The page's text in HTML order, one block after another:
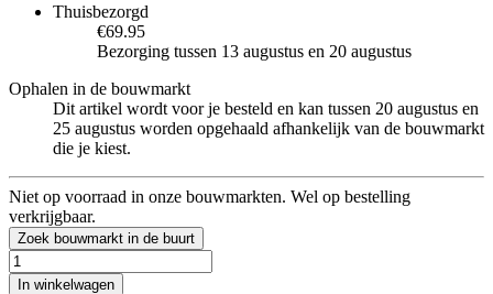
Thuisbezorgd
€69.95
Bezorging tussen 13 augustus en 20 augustus
Ophalen in de bouwmarkt
Dit artikel wordt voor je besteld en kan tussen 20 augustus en
25 augustus worden opgehaald afhankelijk van de bouwmarkt
die je kiest.
Niet op voorraad in onze bouwmarkten. Wel op bestelling
verkrijgbaar.
Zoek bouwmarkt in de buurt
In winkelwagen